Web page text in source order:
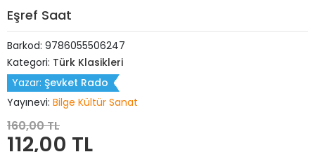
Eşref Saat
Barkod: 9786055506247
Kategori: Türk Klasikleri
Yazar: Şevket Rado
Yayınevi: Bilge Kültür Sanat
160,00 TL
112,00 TL